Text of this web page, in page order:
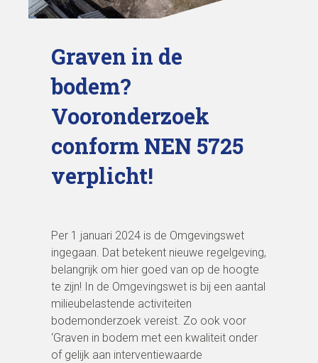
Graven in de
bodem?
Vooronderzoek
conform NEN 5725
verplicht!
Per 1 januari 2024 is de Omgevingswet
ingegaan. Dat betekent nieuwe regelgeving,
belangrijk om hier goed van op de hoogte
te zijn! In de Omgevingswet is bij een aantal
milieubelastende activiteiten
bodemonderzoek vereist. Zo ook voor
‘Graven in bodem met een kwaliteit onder
of gelijk aan interventiewaarde